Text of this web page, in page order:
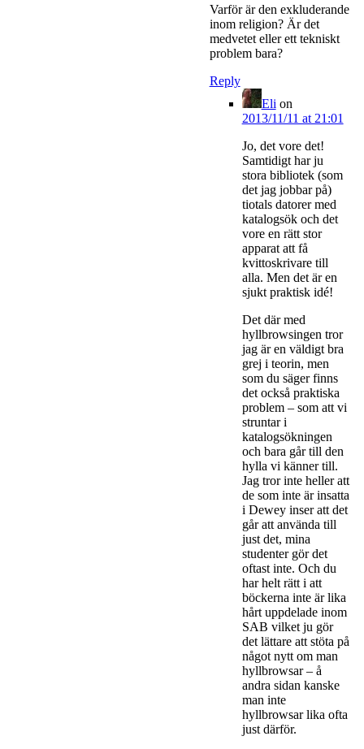
Varför är den exkluderande
inom religion? Är det
medvetet eller ett tekniskt
problem bara?
Reply
Eli on
2013/11/11 at 21:01
Jo, det vore det!
Samtidigt har ju
stora bibliotek (som
det jag jobbar på)
tiotals datorer med
katalogsök och det
vore en rätt stor
apparat att få
kvittoskrivare till
alla. Men det är en
sjukt praktisk idé!
Det där med
hyllbrowsingen tror
jag är en väldigt bra
grej i teorin, men
som du säger finns
det också praktiska
problem – som att vi
struntar i
katalogsökningen
och bara går till den
hylla vi känner till.
Jag tror inte heller att
de som inte är insatta
i Dewey inser att det
går att använda till
just det, mina
studenter gör det
oftast inte. Och du
har helt rätt i att
böckerna inte är lika
hårt uppdelade inom
SAB vilket ju gör
det lättare att stöta på
något nytt om man
hyllbrowsar – å
andra sidan kanske
man inte
hyllbrowsar lika ofta
just därför.